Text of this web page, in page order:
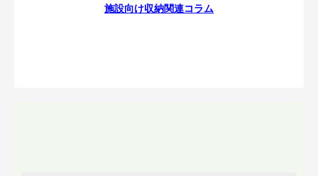
施設向け収納関連コラム